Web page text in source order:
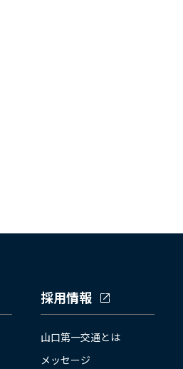
採用情報
山口第一交通とは
メッセージ